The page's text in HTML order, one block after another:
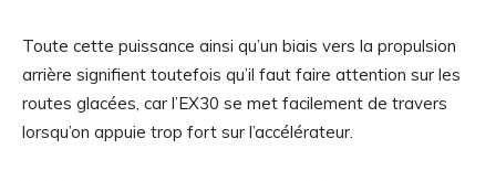
Toute cette puissance ainsi qu’un biais vers la propulsion
arrière signifient toutefois qu’il faut faire attention sur les
routes glacées, car l’EX30 se met facilement de travers
lorsqu’on appuie trop fort sur l’accélérateur.